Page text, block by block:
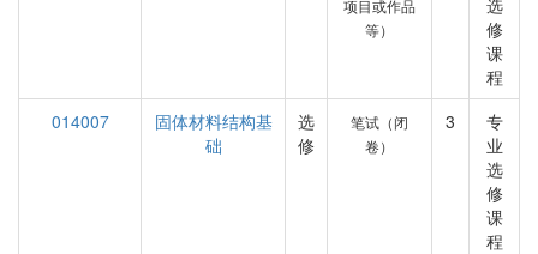
项目或作品
等）
选
修
课
程
014007
固体材料结构基
础
选
修
笔试（闭
卷）
3
专
业
选
修
课
程